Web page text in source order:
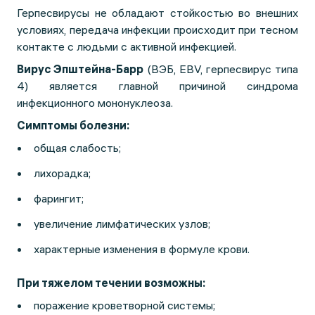
Герпесвирусы не обладают стойкостью во внешних
условиях, передача инфекции происходит при тесном
контакте с людьми с активной инфекцией.
Вирус Эпштейна-Барр (ВЭБ, EBV, герпесвирус типа
4) является главной причиной синдрома
инфекционного мононуклеоза.
Симптомы болезни:
общая слабость;
лихорадка;
фарингит;
увеличение лимфатических узлов;
характерные изменения в формуле крови.
При тяжелом течении возможны:
поражение кроветворной системы;